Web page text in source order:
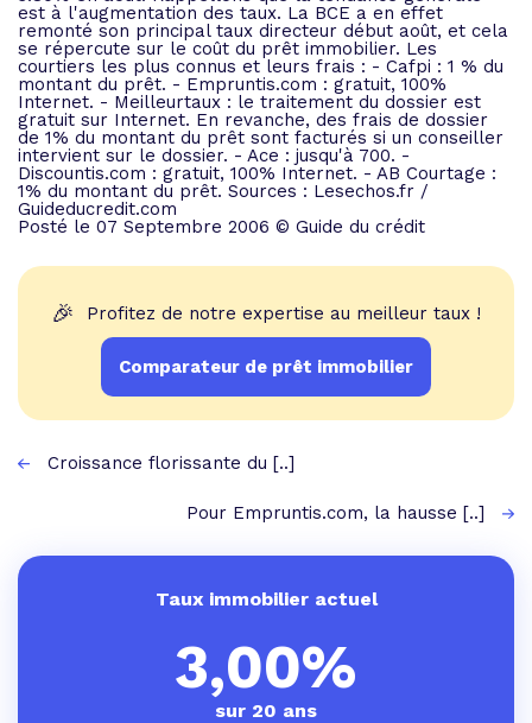
est à l'augmentation des taux. La BCE a en effet
remonté son principal taux directeur début août, et cela
se répercute sur le coût du prêt immobilier. Les
courtiers les plus connus et leurs frais : - Cafpi : 1 % du
montant du prêt. - Empruntis.com : gratuit, 100%
Internet. - Meilleurtaux : le traitement du dossier est
gratuit sur Internet. En revanche, des frais de dossier
de 1% du montant du prêt sont facturés si un conseiller
intervient sur le dossier. - Ace : jusqu'à 700. -
Discountis.com : gratuit, 100% Internet. - AB Courtage :
1% du montant du prêt. Sources : Lesechos.fr /
Guideducredit.com
Posté le 07 Septembre 2006 © Guide du crédit
🎉 Profitez de notre expertise au meilleur taux !
Comparateur de prêt immobilier
Croissance florissante du [..]
Pour Empruntis.com, la hausse [..]
Taux immobilier actuel
3,00%
sur 20 ans